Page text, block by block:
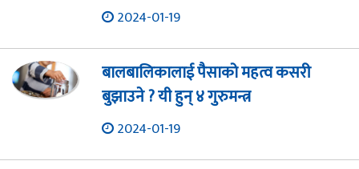
2024-01-19
बालबालिकालाई पैसाको महत्व कसरी
बुझाउने ? यी हुन् ४ गुरुमन्त्र
2024-01-19